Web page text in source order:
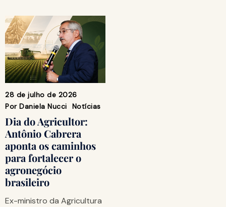
28 de julho de 2026
Por Daniela Nucci Notícias
Dia do Agricultor:
Antônio Cabrera
aponta os caminhos
para fortalecer o
agronegócio
brasileiro
Ex-ministro da Agricultura